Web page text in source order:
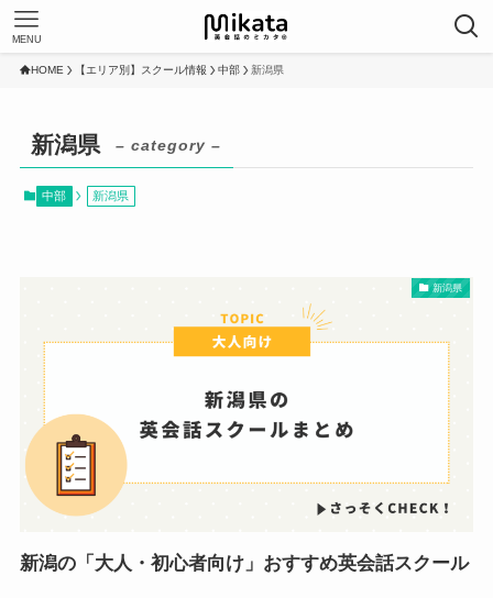
MENU
HOME 【エリア別】スクール情報 中部 新潟県
新潟県 – category –
中部 新潟県
新潟県
新潟の「大人・初心者向け」おすすめ英会話スクール